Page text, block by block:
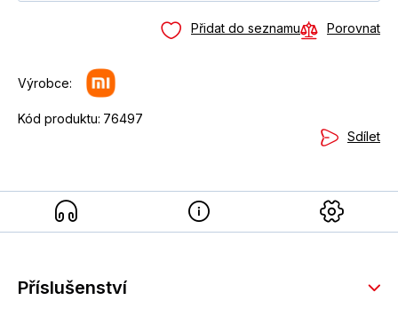
Přidat do seznamu Porovnat
Výrobce:
Kód produktu: 76497
Sdílet
Příslušenství